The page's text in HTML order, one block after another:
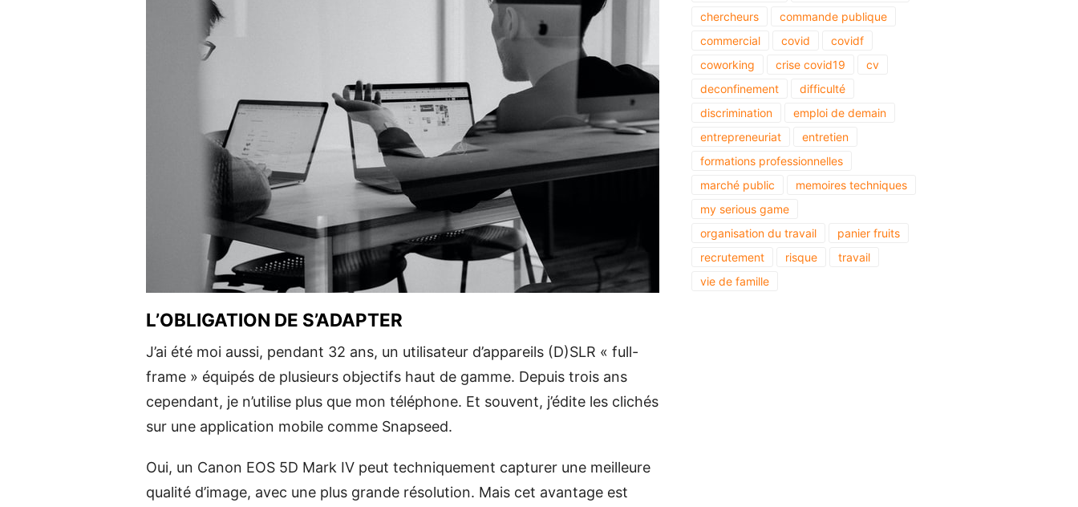
L’OBLIGATION DE S’ADAPTER
J’ai été moi aussi, pendant 32 ans, un utilisateur d’appareils (D)SLR « full-
frame » équipés de plusieurs objectifs haut de gamme. Depuis trois ans
cependant, je n’utilise plus que mon téléphone. Et souvent, j’édite les clichés
sur une application mobile comme Snapseed.
Oui, un Canon EOS 5D Mark IV peut techniquement capturer une meilleure
qualité d’image, avec une plus grande résolution. Mais cet avantage est
chercheurs
commande publique
commercial
covid
covidf
coworking
crise covid19
cv
deconfinement
difficulté
discrimination
emploi de demain
entrepreneuriat
entretien
formations professionnelles
marché public
memoires techniques
my serious game
organisation du travail
panier fruits
recrutement
risque
travail
vie de famille